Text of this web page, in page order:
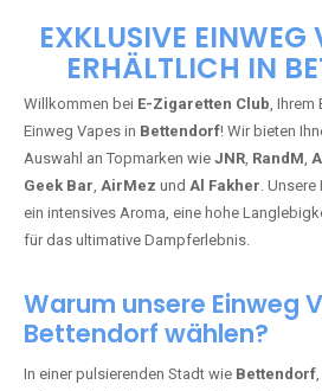
EXKLUSIVE EINWEG
ERHÄLTLICH IN
Willkommen bei E-Zigaretten Club, Ihrem
Einweg Vapes in Bettendorf! Wir bieten
Auswahl an Topmarken wie JNR, RandM,
Geek Bar, AirMez und Al Fakher. Unsere
ein intensives Aroma, eine hohe
für das ultimative Dampferlebnis.
Warum unsere Einweg
Bettendorf wählen?
In einer pulsierenden Stadt wie Bettendorf